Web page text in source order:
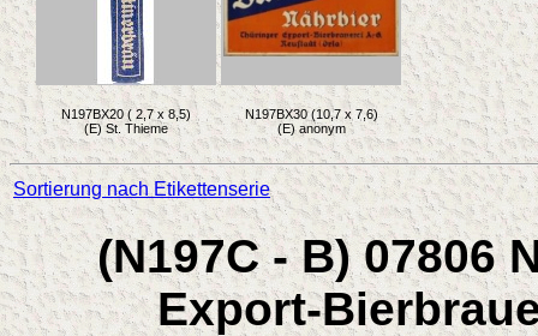
N197BX20 ( 2,7 x 8,5)
(E) St. Thieme
N197BX30 (10,7 x 7,6)
(E) anonym
Sortierung nach Etikettenserie
(N197C - B) 07806
Export-